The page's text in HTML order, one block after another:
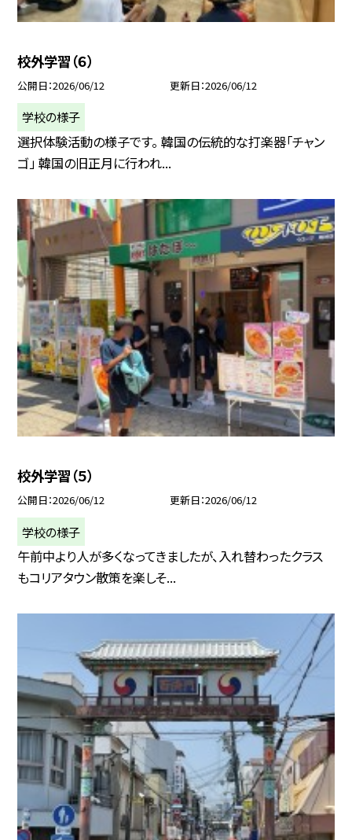
校外学習（６）
公開日 2026/06/12 更新日 2026/06/12
学校の様子
選択体験活動の様子です。 韓国の伝統的な打楽器「チャン
ゴ」 韓国の旧正月に行われ...
校外学習（５）
公開日 2026/06/12 更新日 2026/06/12
学校の様子
午前中より人が多くなってきましたが、入れ替わったクラス
もコリアタウン散策を楽しそ...